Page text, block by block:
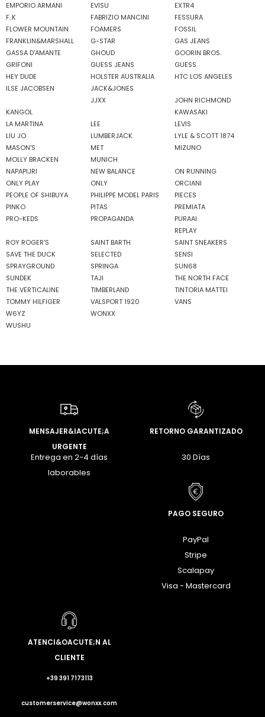
EMPORIO ARMANI
EVISU
EXTR4
F..K
FABRIZIO MANCINI
FESSURA
FLOWER MOUNTAIN
FOAMERS
FOSSIL
FRANKLIN&MARSHALL
G-STAR
GAS JEANS
GASSA D'AMANTE
GHOUD
GOORIN BROS.
GRIFONI
GUESS JEANS
GUESS
HEY DUDE
HOLSTER AUSTRALIA
HTC LOS ANGELES
ILSE JACOBSEN
JACK&JONES
JJXX
JOHN RICHMOND
KANGOL
KAWASAKI
LA MARTINA
LEE
LEVIS
LIU JO
LUMBERJACK
LYLE & SCOTT 1874
MASON'S
MET
MIZUNO
MOLLY BRACKEN
MUNICH
NAPAPIJRI
NEW BALANCE
ON RUNNING
ONLY PLAY
ONLY
ORCIANI
PEOPLE OF SHIBUYA
PHILIPPE MODEL PARIS
PIECES
PINKO
PITAS
PREMIATA
PRO-KEDS
PROPAGANDA
PURAAI
REPLAY
ROY ROGER'S
SAINT BARTH
SAINT SNEAKERS
SAVE THE DUCK
SELECTED
SENSI
SPRAYGROUND
SPRINGA
SUN68
SUNDEK
TAJI
THE NORTH FACE
THE VERTICALINE
TIMBERLAND
TINTORIA MATTEI
TOMMY HILFIGER
VALSPORT 1920
VANS
W6YZ
WONXX
WUSHU
MENSAJER&IACUTE;A
URGENTE
Entrega en 2-4 días
laborables
RETORNO GARANTIZADO
30 Días
PAGO SEGURO
PayPal
Stripe
Scalapay
Visa - Mastercard
ATENCI&OACUTE;N AL
CLIENTE
+39 391 7173113
customerservice@wonxx.com